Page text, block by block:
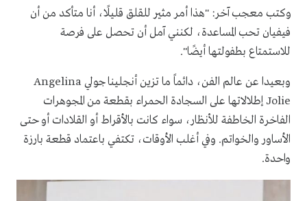
وكتب معجب آخر: "هذا أمر مثير للقلق قليلًا، أنا متأكد من أن
فيفيان تحب المساعدة، لكنني آمل أن تحصل على فرصة
للاستمتاع بطفولتها أيضًا".
وبعيدا عن عالم الفن، دائماً ما تزين أنجلينا جولي Angelina
Jolie إطلالاتها على السجادة الحمراء بقطعة من المجوهرات
الفاخرة الخاطفة للأنظار، سواء كانت بالأقراط أو القلادات أو حتى
الأساور والخواتم. وفي أغلب الأوقات، تكتفي باعتماد قطعة بارزة
واحدة.